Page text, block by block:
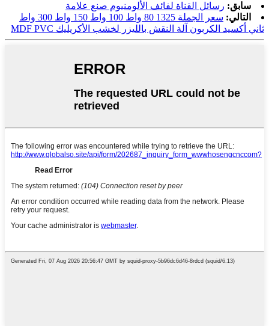
سابق: رسائل القناة لفائف الألومنيوم صنع علامة
التالي:
سعر الجملة 1325 80 واط 100 واط 150 واط 300 واط
ثاني أكسيد الكربون آلة النقش بالليزر لخشب الأكريليك MDF PVC